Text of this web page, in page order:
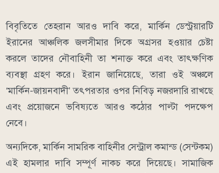
বিবৃতিতে তেহরান আরও দাবি করে, মার্কিন ডেস্ট্রয়ারটি
ইরানের আঞ্চলিক জলসীমার দিকে অগ্রসর হওয়ার চেষ্টা
করলে তাদের নৌবাহিনী তা শনাক্ত করে এবং তাৎক্ষণিক
ব্যবস্থা গ্রহণ করে। ইরান জানিয়েছে, তারা ওই অঞ্চলে
‘মার্কিন-জায়নবাদী’ তৎপরতার ওপর নিবিড় নজরদারি রাখছে
এবং প্রয়োজনে ভবিষ্যতে আরও কঠোর পাল্টা পদক্ষেপ
নেবে।
অন্যদিকে, মার্কিন সামরিক বাহিনীর সেন্ট্রাল কমান্ড (সেন্টকম)
এই হামলার দাবি সম্পূর্ণ নাকচ করে দিয়েছে। সামাজিক